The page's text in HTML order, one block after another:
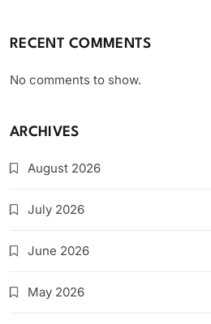
RECENT COMMENTS
No comments to show.
ARCHIVES
August 2026
July 2026
June 2026
May 2026